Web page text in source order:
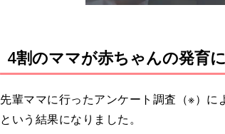
4割のママが赤ちゃんの発育
先輩ママに行ったアンケート調査（※）
という結果になりました。